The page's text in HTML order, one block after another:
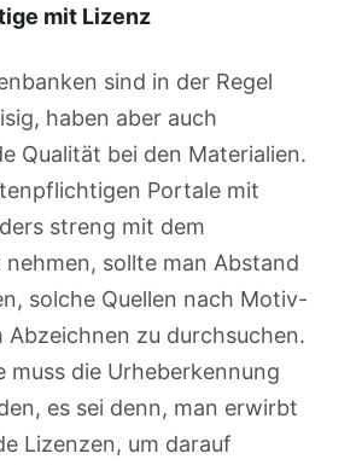
mit Lizenz
sind in der Regel
haben aber auch
Qualität bei den Materialien.
Portale mit
streng mit dem
sollte man Abstand
solche Quellen nach Motiv-
Abzeichnen zu durchsuchen.
muss die Urheberkennung
es sei denn, man erwirbt
Lizenzen, um darauf